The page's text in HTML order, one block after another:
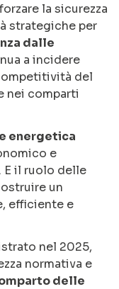
la sicurezza
strategiche per
dalle
a incidere
del
nei comparti
energetica
e
E il ruolo delle
un
efficiente e
nel 2025,
normativa e
delle